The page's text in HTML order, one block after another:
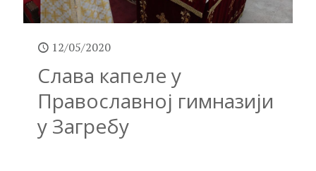
12/05/2020
Слава капеле у
Православној гимназији
у Загребу